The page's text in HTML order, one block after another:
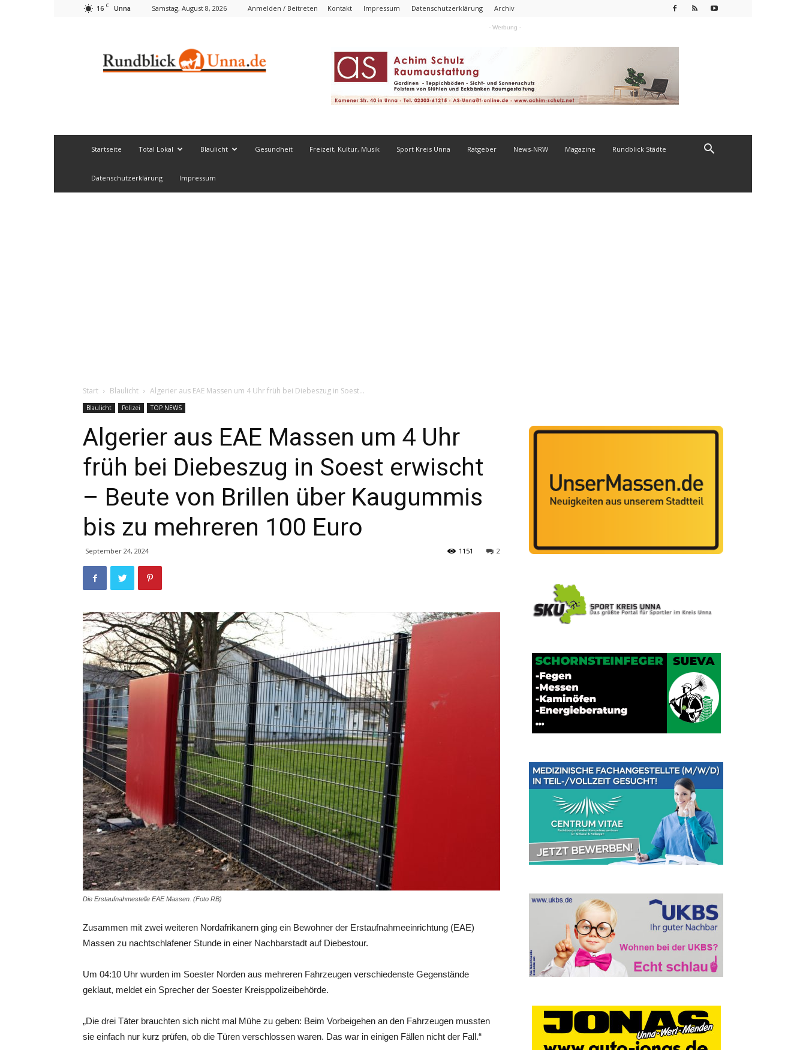
16 C Unna Samstag, August 8, 2026 Anmelden / Beitreten Kontakt Impressum Datenschutzerklärung Archiv
- Werbung -
Startseite Total Lokal Blaulicht Gesundheit Freizeit, Kultur, Musik Sport Kreis Unna Ratgeber News-NRW Magazine Rundblick Städte
Datenschutzerklärung Impressum
Start Blaulicht Algerier aus EAE Massen um 4 Uhr früh bei Diebeszug in Soest...
Blaulicht Polizei TOP NEWS
Algerier aus EAE Massen um 4 Uhr
früh bei Diebeszug in Soest erwischt
– Beute von Brillen über Kaugummis
bis zu mehreren 100 Euro
September 24, 2024 2
1151
Die Erstaufnahmestelle EAE Massen. (Foto RB)
Zusammen mit zwei weiteren Nordafrikanern ging ein Bewohner der Erstaufnahmeeinrichtung (EAE)
Massen zu nachtschlafener Stunde in einer Nachbarstadt auf Diebestour.
Um 04:10 Uhr wurden im Soester Norden aus mehreren Fahrzeugen verschiedenste Gegenstände
geklaut, meldet ein Sprecher der Soester Kreisppolizeibehörde.
„Die drei Täter brauchten sich nicht mal Mühe zu geben: Beim Vorbeigehen an den Fahrzeugen mussten
sie einfach nur kurz prüfen, ob die Türen verschlossen waren. Das war in einigen Fällen nicht der Fall.“